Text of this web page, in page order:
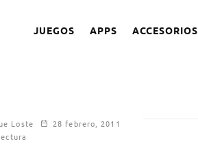
JUEGOS APPS ACCESORIOS
Loste
28 febrero, 2011